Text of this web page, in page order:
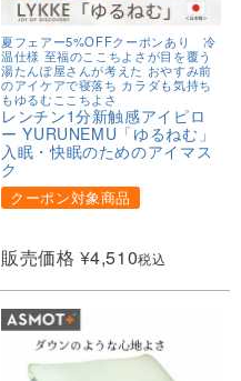
夏フェアー5%OFFクーポンあり 冷
温仕様 至福のここちよさが目を覆う
湯たんぽ屋さんが考えた おやすみ前
のアイケアで寝落ち カラダも気持ち
もゆるむここちよさ
レンチン1分新触感アイピロ
ー YURUNEMU「ゆるねむ」
入眠・快眠のためのアイマス
ク
クーポン対象商品
販売価格 ¥4,510税込